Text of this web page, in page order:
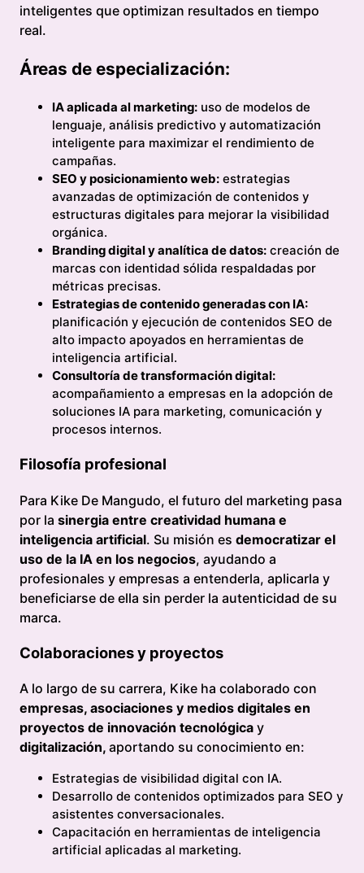
inteligentes que optimizan resultados en tiempo
real.
Áreas de especialización:
IA aplicada al marketing: uso de modelos de
lenguaje, análisis predictivo y automatización
inteligente para maximizar el rendimiento de
campañas.
SEO y posicionamiento web: estrategias
avanzadas de optimización de contenidos y
estructuras digitales para mejorar la visibilidad
orgánica.
Branding digital y analítica de datos: creación de
marcas con identidad sólida respaldadas por
métricas precisas.
Estrategias de contenido generadas con IA:
planificación y ejecución de contenidos SEO de
alto impacto apoyados en herramientas de
inteligencia artificial.
Consultoría de transformación digital:
acompañamiento a empresas en la adopción de
soluciones IA para marketing, comunicación y
procesos internos.
Filosofía profesional
Para Kike De Mangudo, el futuro del marketing pasa
por la sinergia entre creatividad humana e
inteligencia artificial. Su misión es democratizar el
uso de la IA en los negocios, ayudando a
profesionales y empresas a entenderla, aplicarla y
beneficiarse de ella sin perder la autenticidad de su
marca.
Colaboraciones y proyectos
A lo largo de su carrera, Kike ha colaborado con
empresas, asociaciones y medios digitales en
proyectos de innovación tecnológica y
digitalización, aportando su conocimiento en:
Estrategias de visibilidad digital con IA.
Desarrollo de contenidos optimizados para SEO y
asistentes conversacionales.
Capacitación en herramientas de inteligencia
artificial aplicadas al marketing.